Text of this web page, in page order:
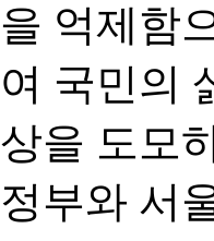
을 억제함
여 국민의
상을 도모
정부와 서